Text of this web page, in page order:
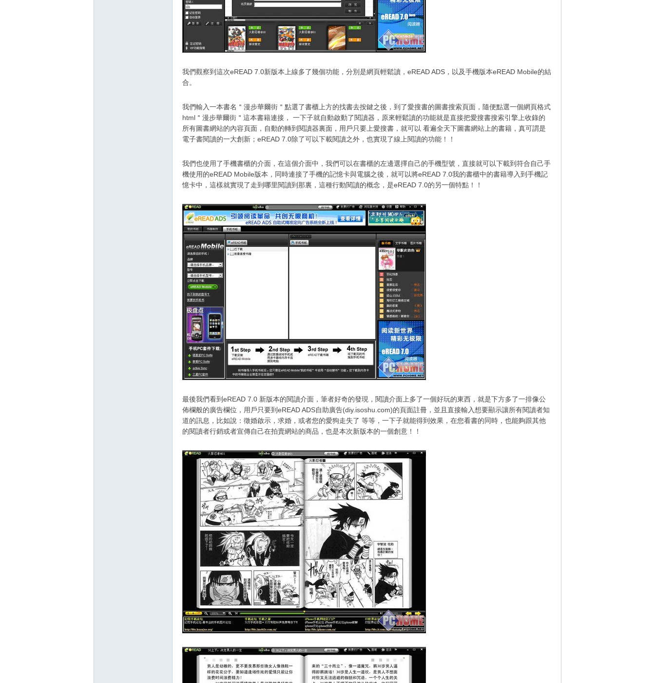
我們觀察到這次eREAD 7.0新版本上線多了幾個功能，分別是網頁輕鬆讀，eREAD ADS，以及手機版本eREAD Mobile的結
合。
我們輸入一本書名＂漫步華爾街＂點選了書櫃上方的找書去按鍵之後，到了愛搜書的圖書搜索頁面，隨便點選一個網頁格式
html＂漫步華爾街＂這本書籍連接， 一下子就自動啟動了閱讀器，原來輕鬆讀的功能就是直接把愛搜書搜索引擎上收錄的
所有圖書網站的內容頁面，自動的轉到閱讀器裏面，用戶只要上愛搜書，就可以 看遍全天下圖書網站上的書籍，真可謂是
電子書閱讀的一大創新；eREAD 7.0除了可以下載閱讀之外，也實現了線上閱讀的功能！！
我們也使用了手機書櫃的介面，在這個介面中，我們可以在書櫃的左邊選擇自己的手機型號，直接就可以下載到符合自己手
機使用的eREAD Mobile版本，同時連接了手機的記憶卡與電腦之後，就可以將eREAD 7.0我的書櫃中的書籍導入到手機記
憶卡中，這樣就實現了走到哪里閱讀到那裏，這種行動閱讀的概念，是eREAD 7.0的另一個特點！！
最後我們看到eREAD 7.0 新版本的閱讀介面，筆者好奇的發現，閱讀介面上多了一個好玩的東西，就是下方多了一排像公
佈欄般的廣告欄位，用戶只要到eREAD ADS自助廣告(diy.isoshu.com)的頁面註冊，並且直接輸入想要顯示讓所有閱讀者知
道的訊息，比如說：徵婚啟示，求婚，或者您的愛狗走失了 等等，一下子就能得到效果，在您看書的同時，也能夠跟其他
的閱讀者行銷或者宣傳自己在拍賣網站的商品，也是本次新版本的一個創意！！